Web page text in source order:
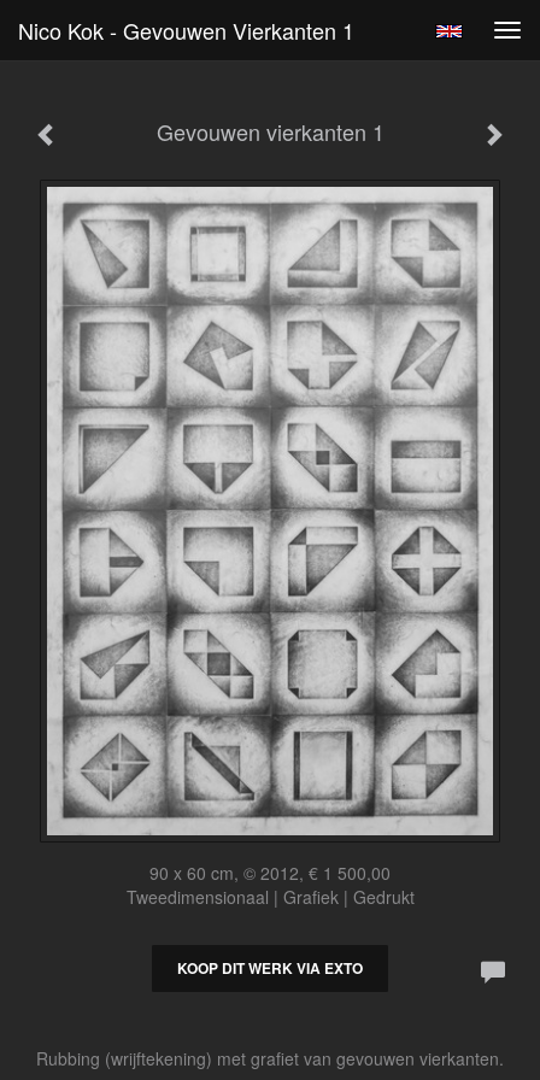
Nico Kok - Gevouwen Vierkanten 1
Gevouwen vierkanten 1
90 x 60 cm, © 2012, € 1 500,00
Tweedimensionaal | Grafiek | Gedrukt
KOOP DIT WERK VIA EXTO
Rubbing (wrijftekening) met grafiet van gevouwen vierkanten.